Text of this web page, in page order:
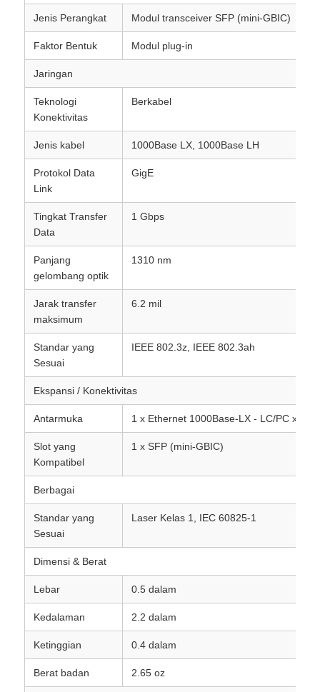
Jenis Perangkat Modul transceiver SFP (mini-GBIC)
Faktor Bentuk Modul plug-in
Jaringan
Teknologi
Konektivitas
Berkabel
Jenis kabel 1000Base LX, 1000Base LH
Protokol Data
Link
GigE
Tingkat Transfer
Data
1 Gbps
Panjang
gelombang optik
1310 nm
Jarak transfer
maksimum
6.2 mil
Standar yang
Sesuai
IEEE 802.3z, IEEE 802.3ah
Ekspansi / Konektivitas
Antarmuka 1 x Ethernet 1000Base-LX - LC/PC x 2
Slot yang
Kompatibel
1 x SFP (mini-GBIC)
Berbagai
Standar yang
Sesuai
Laser Kelas 1, IEC 60825-1
Dimensi & Berat
Lebar 0.5 dalam
Kedalaman 2.2 dalam
Ketinggian 0.4 dalam
Berat badan 2.65 oz